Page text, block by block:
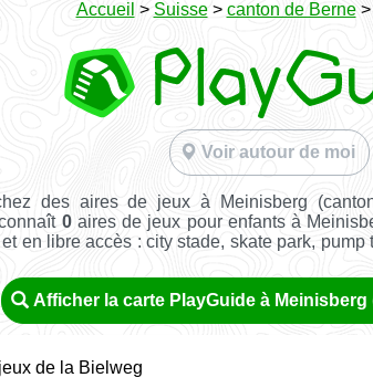
Accueil > Suisse> canton de Berne>
Voir autour de moi
des aires de jeux à Meinisberg
0aires de jeux pour enfants à
en libre accès : city stade, skate park,
Afficher la carte PlayGuide à
de la Bielweg